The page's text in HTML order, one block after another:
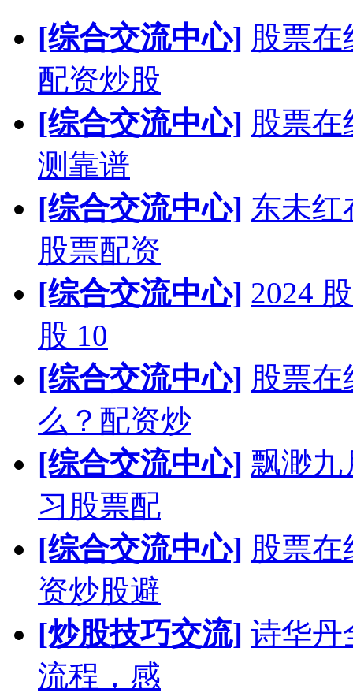
[综合交流中心] 股票
配资炒股
[综合交流中心] 股票在
测靠谱
[综合交流中心] 东未红
股票配资
[综合交流中心] 2024
股 10
[综合交流中心] 股票
么？配资炒
[综合交流中心] 飘渺九
习股票配
[综合交流中心] 股票
资炒股避
[炒股技巧交流] 诗华丹
流程，感